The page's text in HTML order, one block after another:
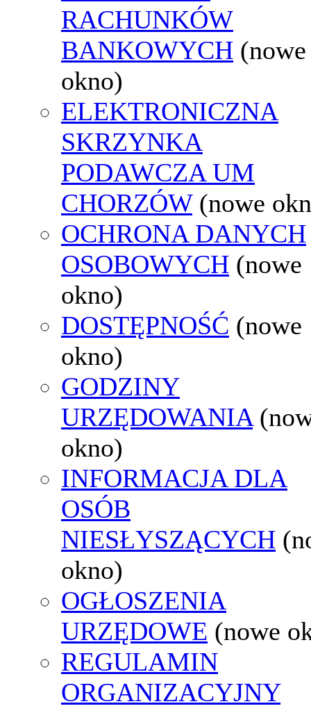
RACHUNKÓW
BANKOWYCH (nowe
okno)
ELEKTRONICZNA
SKRZYNKA
PODAWCZA UM
CHORZÓW (nowe
OCHRONA DANYCH
OSOBOWYCH (nowe
okno)
DOSTĘPNOŚĆ (nowe
okno)
GODZINY
URZĘDOWANIA
okno)
INFORMACJA DLA
OSÓB
NIESŁYSZĄCYCH
okno)
OGŁOSZENIA
URZĘDOWE (nowe
REGULAMIN
ORGANIZACYJNY